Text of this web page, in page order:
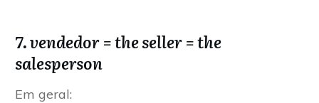
7. vendedor = the seller = the
salesperson
Em geral: